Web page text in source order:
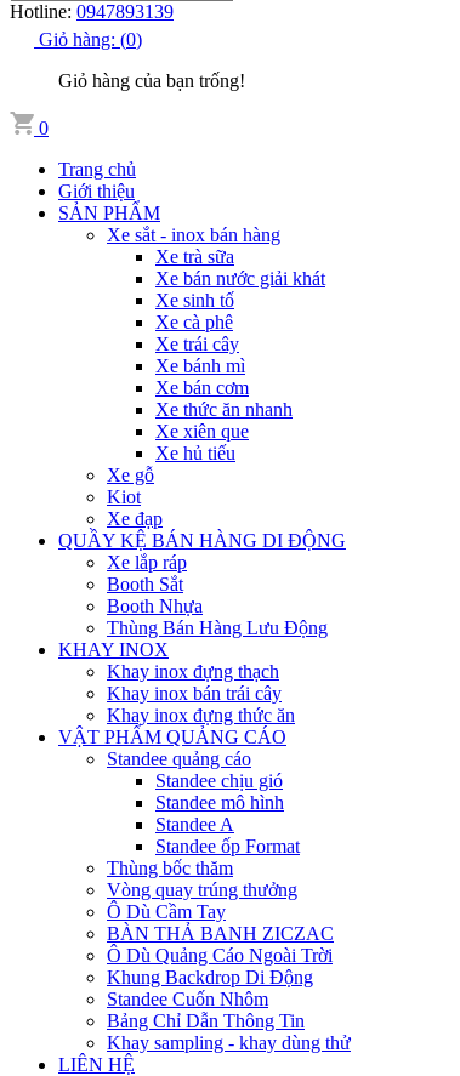
Hotline: 0947893139
Giỏ hàng: (0)
Giỏ hàng của bạn trống!
0
Trang chủ
Giới thiệu
SẢN PHẨM
Xe sắt - inox bán hàng
Xe trà sữa
Xe bán nước giải khát
Xe sinh tố
Xe cà phê
Xe trái cây
Xe bánh mì
Xe bán cơm
Xe thức ăn nhanh
Xe xiên que
Xe hủ tiếu
Xe gỗ
Kiot
Xe đạp
QUẦY KỆ BÁN HÀNG DI ĐỘNG
Xe lắp ráp
Booth Sắt
Booth Nhựa
Thùng Bán Hàng Lưu Động
KHAY INOX
Khay inox đựng thạch
Khay inox bán trái cây
Khay inox đựng thức ăn
VẬT PHẨM QUẢNG CÁO
Standee quảng cáo
Standee chịu gió
Standee mô hình
Standee A
Standee ốp Format
Thùng bốc thăm
Vòng quay trúng thưởng
Ô Dù Cầm Tay
BÀN THẢ BANH ZICZAC
Ô Dù Quảng Cáo Ngoài Trời
Khung Backdrop Di Động
Standee Cuốn Nhôm
Bảng Chỉ Dẫn Thông Tin
Khay sampling - khay dùng thử
LIÊN HỆ